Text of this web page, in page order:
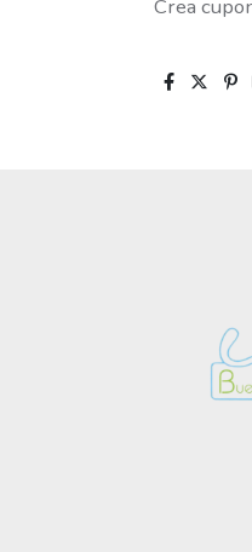
Crea